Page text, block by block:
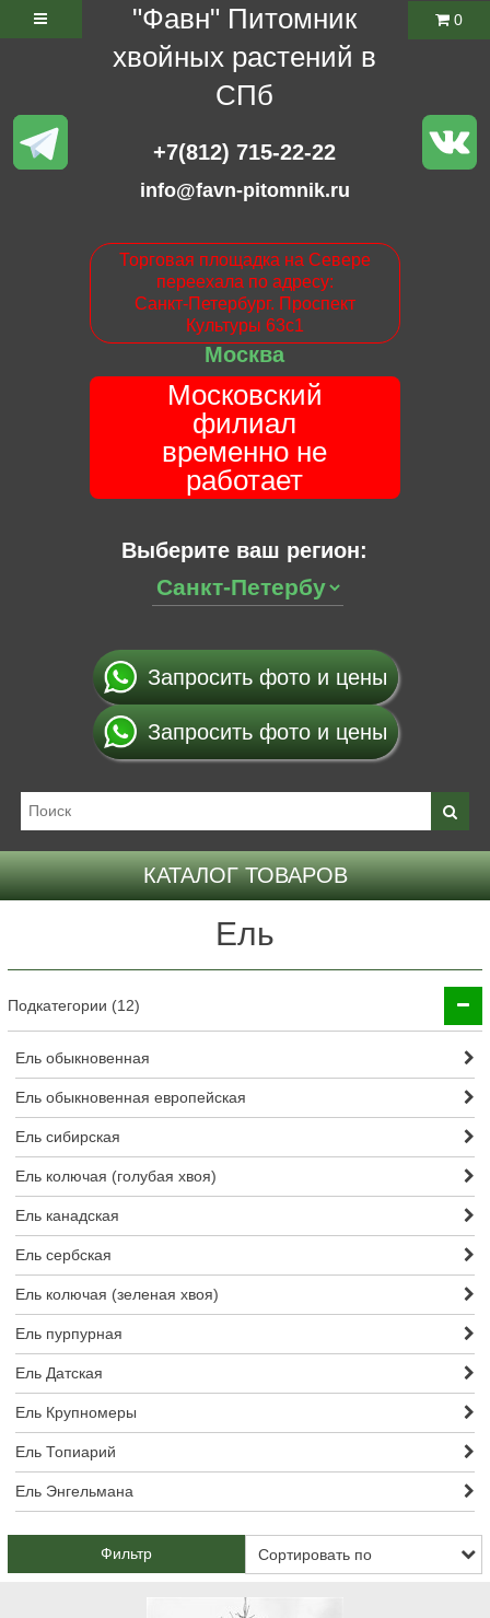
"Фавн" Питомник
хвойных растений в
СПб
+7(812) 715-22-22
info@favn-pitomnik.ru
Торговая площадка на Севере
переехала по адресу:
Санкт-Петербург. Проспект
Культуры 63с1
Москва
Московский
филиал
временно не
работает
Выберите ваш регион:
0
Запросить фото и цены
Запросить фото и цены
КАТАЛОГ ТОВАРОВ
Ель
Подкатегории (12)
Ель обыкновенная
Ель обыкновенная европейская
Ель сибирская
Ель колючая (голубая хвоя)
Ель канадская
Ель сербская
Ель колючая (зеленая хвоя)
Ель пурпурная
Ель Датская
Ель Крупномеры
Ель Топиарий
Ель Энгельмана
Фильтр